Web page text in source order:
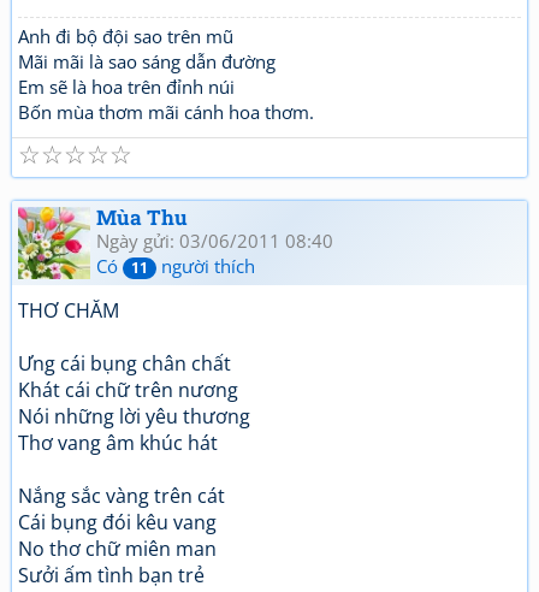
Anh đi bộ đội sao trên mũ
Mãi mãi là sao sáng dẫn đường
Em sẽ là hoa trên đỉnh núi
Bốn mùa thơm mãi cánh hoa thơm.
☆
☆
☆
☆
☆
Mùa Thu
Ngày gửi: 03/06/2011 08:40
Có
11 người thích
THƠ CHĂM
Ưng cái bụng chân chất
Khát cái chữ trên nương
Nói những lời yêu thương
Thơ vang âm khúc hát
Nắng sắc vàng trên cát
Cái bụng đói kêu vang
No thơ chữ miên man
Sưởi ấm tình bạn trẻ